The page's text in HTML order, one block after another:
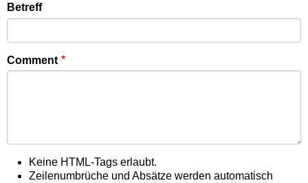
Betreff
Comment
Keine HTML-Tags erlaubt.
Zeilenumbrüche und Absätze werden automatisch